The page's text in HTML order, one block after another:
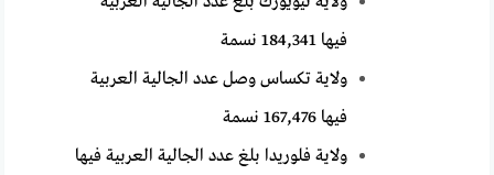
فيها 184,341 نسمة
ولاية تكساس وصل عدد الجالية العربية
فيها 167,476 نسمة
ولاية فلوريدا بلغ عدد الجالية العربية فيها